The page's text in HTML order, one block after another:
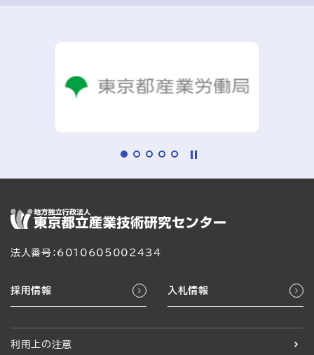
法人番号：6010605002434
採用情報 入札情報
利用上の注意